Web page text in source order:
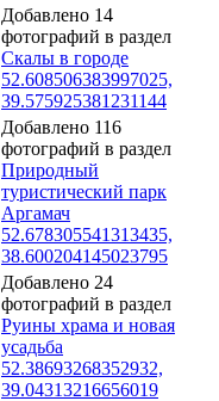
Добавлено 14
фотографий в раздел
Скалы в городе
52.608506383997025,
39.575925381231144
Добавлено 116
фотографий в раздел
Природный
туристический парк
Аргамач
52.678305541313435,
38.600204145023795
Добавлено 24
фотографий в раздел
Руины храма и новая
усадьба
52.38693268352932,
39.04313216656019